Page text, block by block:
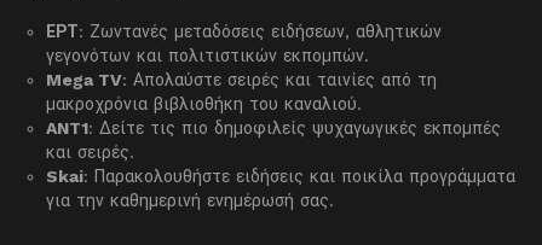
ΕΡΤ: Ζωντανές μεταδόσεις ειδήσεων, αθλητικών
γεγονότων και πολιτιστικών εκπομπών.
Mega TV: Απολαύστε σειρές και ταινίες από τη
μακροχρόνια βιβλιοθήκη του καναλιού.
ANT1: Δείτε τις πιο δημοφιλείς ψυχαγωγικές εκπομπές
και σειρές.
Skai: Παρακολουθήστε ειδήσεις και ποικίλα προγράμματα
για την καθημερινή ενημέρωσή σας.